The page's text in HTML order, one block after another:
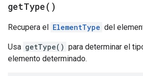
getType( )
Recupera el ElementType del
Usa getType() para determinar el
elemento determinado.